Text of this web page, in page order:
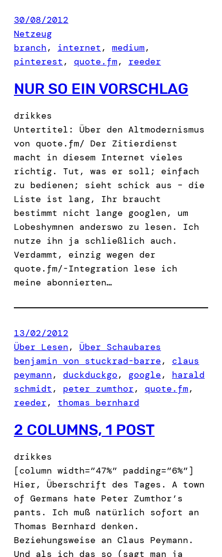
30/08/2012
Netzeug
branch, internet , medium
pinterest , quote.fm, reeder
NUR SO EIN VORSCHLAG
drikkes
Untertitel: Über den Altmodernismus
von quote.fm/ Der Zitierdienst
macht in diesem Internet vieles
richtig. Tut, was er soll; einfach
zu bedienen; sieht schick aus – die
Liste ist lang, Ihr braucht
bestimmt nicht lange googlen, um
Lobeshymnen anderswo zu lesen. Ich
nutze ihn ja schließlich auch.
Verdammt, einzig wegen der
quote.fm/-Integration lese ich
meine abonnierten…
13/02/2012
Über Lesen, Über Schaubares
benjamin von stuckrad-barre, claus
peymann, duckduckgo, google, harald
schmidt , peter zumthor, quote.fm
reeder, thomas bernhard
2 COLUMNS, 1 POST
drikkes
[column width=”47%” padding=”6%”]
Hier, Überschrift des Tages. A town
of Germans hate Peter Zumthor’s
pants. Ich muß natürlich sofort an
Thomas Bernhard denken.
Beziehungsweise an Claus Peymann.
Und als ich das so (sagt man ja